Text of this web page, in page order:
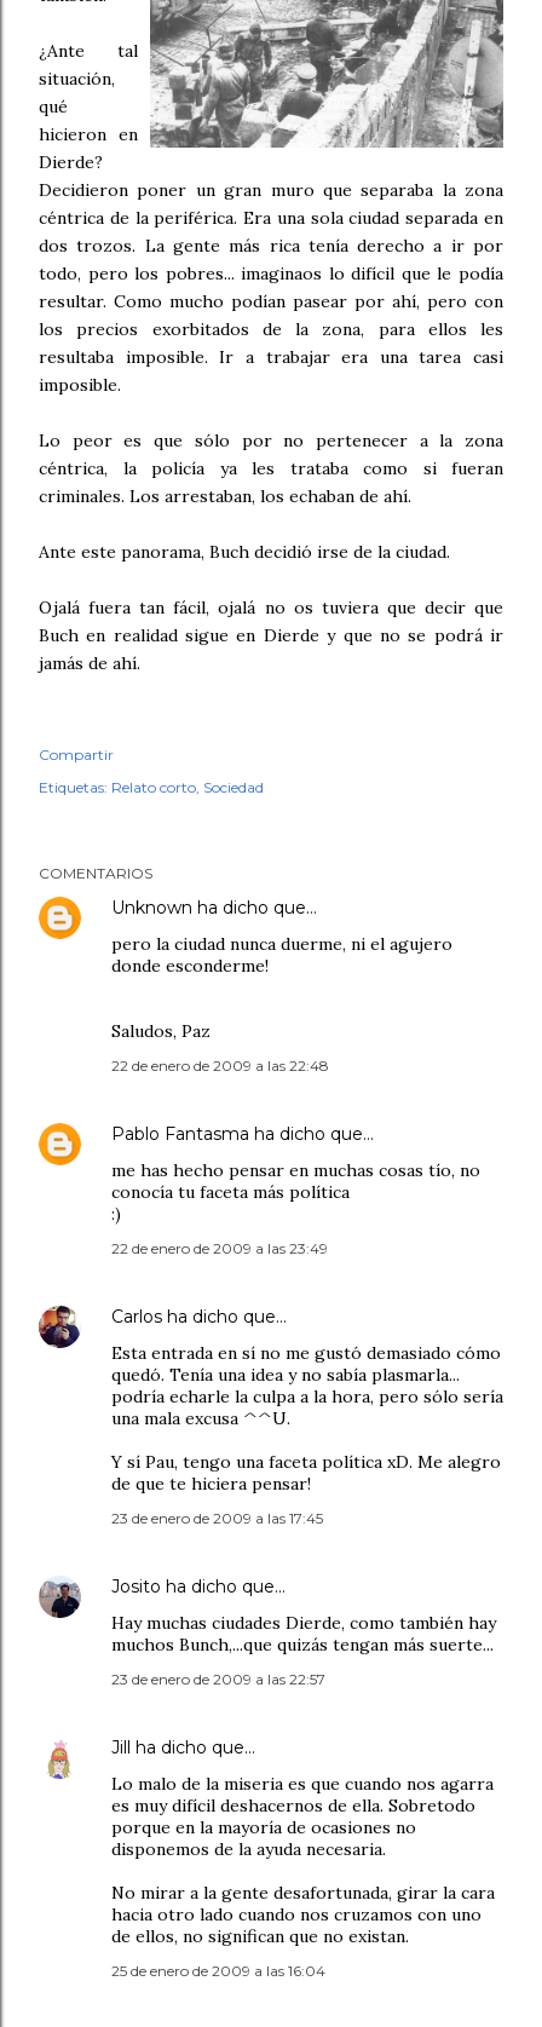
¿Ante tal
situación,
qué
hicieron en
Dierde?
Decidieron poner un gran muro que separaba la zona
céntrica de la periférica. Era una sola ciudad separada en
dos trozos. La gente más rica tenía derecho a ir por
todo, pero los pobres... imaginaos lo difícil que le podía
resultar. Como mucho podían pasear por ahí, pero con
los precios exorbitados de la zona, para ellos les
resultaba imposible. Ir a trabajar era una tarea casi
imposible.
Lo peor es que sólo por no pertenecer a la zona
céntrica, la policía ya les trataba como si fueran
criminales. Los arrestaban, los echaban de ahí.
Ante este panorama, Buch decidió irse de la ciudad.
Ojalá fuera tan fácil, ojalá no os tuviera que decir que
Buch en realidad sigue en Dierde y que no se podrá ir
jamás de ahí.
Compartir
Etiquetas: Relato corto Sociedad
COMENTARIOS
Unknown ha dicho que…
pero la ciudad nunca duerme, ni el agujero
donde esconderme!
Saludos, Paz
22 de enero de 2009 a las 22:48
Pablo Fantasma ha dicho que…
me has hecho pensar en muchas cosas tío, no
conocía tu faceta más política
:)
22 de enero de 2009 a las 23:49
Carlos ha dicho que…
Esta entrada en sí no me gustó demasiado cómo
quedó. Tenía una idea y no sabía plasmarla...
podría echarle la culpa a la hora, pero sólo sería
una mala excusa ^^U.
Y sí Pau, tengo una faceta política xD. Me alegro
de que te hiciera pensar!
23 de enero de 2009 a las 17:45
Josito ha dicho que…
Hay muchas ciudades Dierde, como también hay
muchos Bunch,...que quizás tengan más suerte...
23 de enero de 2009 a las 22:57
Jill ha dicho que…
Lo malo de la miseria es que cuando nos agarra
es muy difícil deshacernos de ella. Sobretodo
porque en la mayoría de ocasiones no
disponemos de la ayuda necesaria.
No mirar a la gente desafortunada, girar la cara
hacia otro lado cuando nos cruzamos con uno
de ellos, no significan que no existan.
25 de enero de 2009 a las 16:04